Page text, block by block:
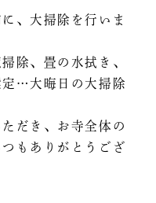
、大掃除を行いま
除、畳の水拭き、
定…大晦日の大掃除
だき、お寺全体の
もありがとうござ